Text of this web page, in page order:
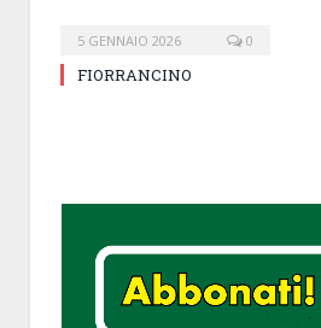
5 GENNAIO 2026 0
FIORRANCINO